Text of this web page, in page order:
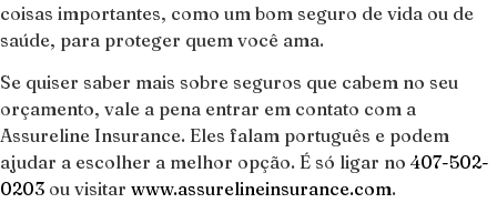
coisas importantes, como um bom seguro de vida ou de
saúde, para proteger quem você ama.
Se quiser saber mais sobre seguros que cabem no seu
orçamento, vale a pena entrar em contato com a
Assureline Insurance. Eles falam português e podem
ajudar a escolher a melhor opção. É só ligar no 407-502-
0203 ou visitar www.assurelineinsurance.com.